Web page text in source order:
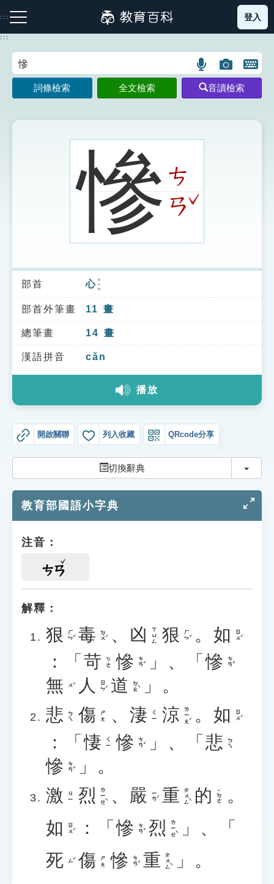
到
主
:::
注音索引圖示 筆畫索引圖示 部首索引表圖示
索引選單
知識索引
單字索引
生命大百科索引
教學應用
登入
:::
語
言
搜
示
圖
片
搜
開
鍵
圖
詞條檢索 全文檢索 音讀檢索
慘ㄘ
ㄢ ˇ
部首 心ㄒㄧㄣ
部首外筆畫 11 畫
總筆畫 14 畫
漢語拼音 cǎn
播放
開啟關聯 列入收藏 QRcode分享
切換辭典 切換
教育部國語小字典
注音：
ㄘㄢ
解釋：
狠 ㄏㄣˇ 毒 ㄉㄨˊ 、 凶 ㄒㄩㄥ 狠 ㄏㄣˇ 。 如 ㄖㄨˊ
：「 苛 ㄎㄜ 慘 ㄘㄢˇ 」、「慘 ㄘㄢˇ
無 ㄨˊ 人 ㄖㄣˊ 道 ㄉㄠˋ
」。
悲 ㄅㄟ 傷 ㄕㄤ 、 淒 ㄑㄧ 涼 ㄌㄧㄤˊ 。 如 ㄖㄨˊ
：「悽 ㄑㄧ 慘 ㄘㄢˇ 」、「 悲 ㄅㄟ
慘 ㄘㄢˇ
」。
激 ㄐㄧ 烈 ㄌㄧㄝˋ 、 嚴 ㄧㄢˊ 重 ㄓㄨㄥˋ 的 ˙ㄉㄜ 。
如 ㄖㄨˊ ：「慘 ㄘㄢˇ 烈 ㄌㄧㄝˋ
」、「
死
ㄙˇ 傷 ㄕㄤ 慘 ㄘㄢˇ 重 ㄓㄨㄥˋ 」。